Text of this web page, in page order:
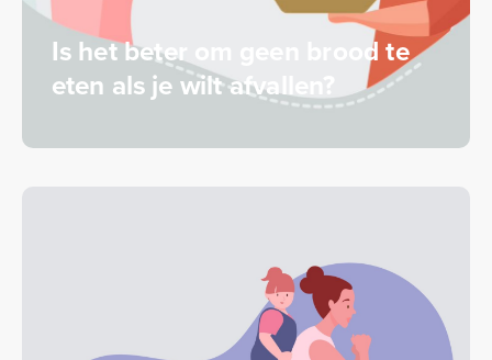
Is het beter om geen brood te
eten als je wilt afvallen?